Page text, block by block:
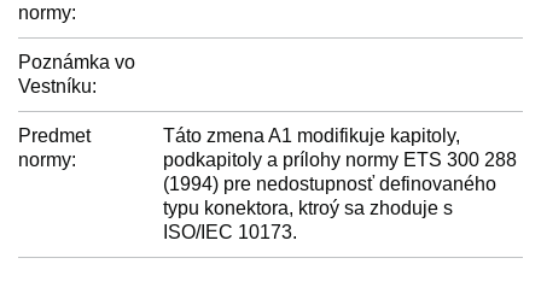
normy:
Poznámka vo
Vestníku:
Predmet
normy:
Táto zmena A1 modifikuje kapitoly,
podkapitoly a prílohy normy ETS 300 288
(1994) pre nedostupnosť definovaného
typu konektora, ktroý sa zhoduje s
ISO/IEC 10173.